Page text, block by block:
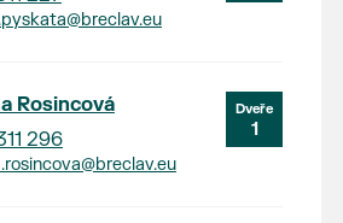
1
Rosincová
296